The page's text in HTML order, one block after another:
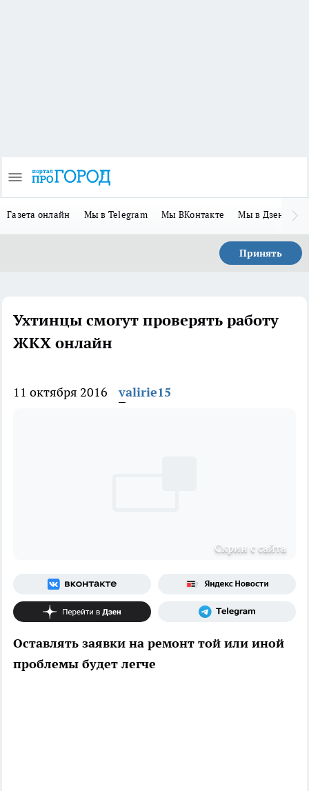
Газета онлайн Мы в Telegram Мы ВКонтакте Мы в Дзене
Принять
Ухтинцы смогут проверять работу
ЖКХ онлайн
11 октября 2016 valirie15
Скрин с сайта
Оставлять заявки на ремонт той или иной
проблемы будет легче